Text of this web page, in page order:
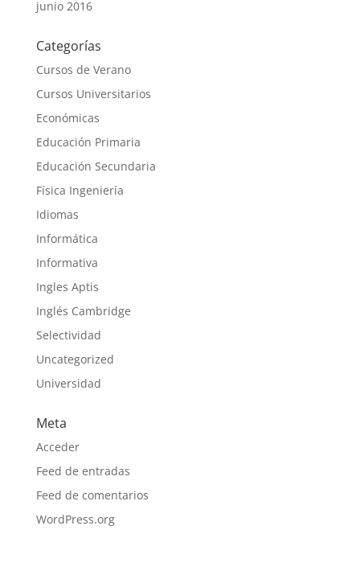
junio 2016
Categorías
Cursos de Verano
Cursos Universitarios
Económicas
Educación Primaria
Educación Secundaria
Física Ingeniería
Idiomas
Informática
Informativa
Ingles Aptis
Inglés Cambridge
Selectividad
Uncategorized
Universidad
Meta
Acceder
Feed de entradas
Feed de comentarios
WordPress.org